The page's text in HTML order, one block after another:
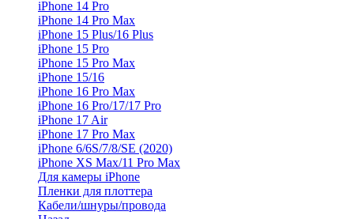
iPhone 14 Pro
iPhone 14 Pro Max
iPhone 15 Plus/16 Plus
iPhone 15 Pro
iPhone 15 Pro Max
iPhone 15/16
iPhone 16 Pro Max
iPhone 16 Pro/17/17 Pro
iPhone 17 Air
iPhone 17 Pro Max
iPhone 6/6S/7/8/SE (2020)
iPhone XS Max/11 Pro Max
Для камеры iPhone
Пленки для плоттера
Кабели/шнуры/провода